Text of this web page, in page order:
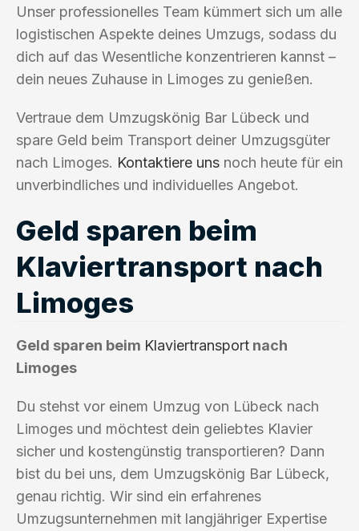
Unser professionelles Team kümmert sich um alle
logistischen Aspekte deines Umzugs, sodass du
dich auf das Wesentliche konzentrieren kannst –
dein neues Zuhause in Limoges zu genießen.
Vertraue dem Umzugskönig Bar Lübeck und
spare Geld beim Transport deiner Umzugsgüter
nach Limoges. Kontaktiere uns noch heute für ein
unverbindliches und individuelles Angebot.
Geld sparen beim
Klaviertransport nach
Limoges
Geld sparen beim Klaviertransport nach
Limoges
Du stehst vor einem Umzug von Lübeck nach
Limoges und möchtest dein geliebtes Klavier
sicher und kostengünstig transportieren? Dann
bist du bei uns, dem Umzugskönig Bar Lübeck,
genau richtig. Wir sind ein erfahrenes
Umzugsunternehmen mit langjähriger Expertise